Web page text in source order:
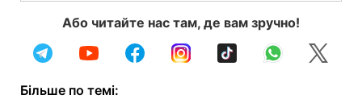
Або читайте нас там, де вам зручно!
Більше по темі: